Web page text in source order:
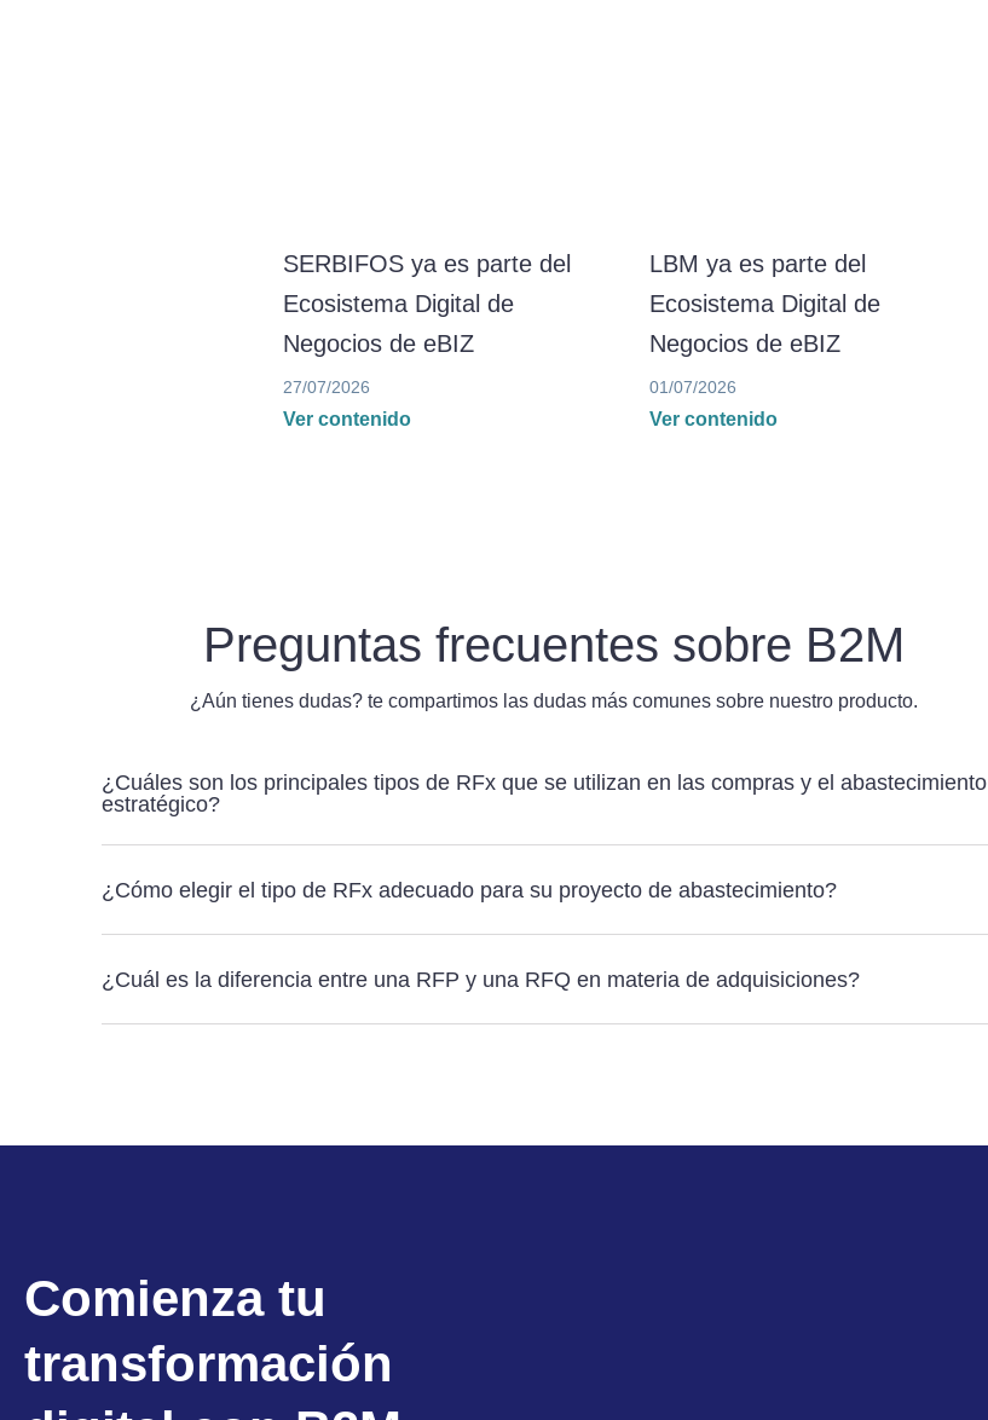
SERBIFOS ya es parte del
Ecosistema Digital de
Negocios de eBIZ
27/07/2026
Ver contenido
LBM ya es parte del
Ecosistema Digital de
Negocios de eBIZ
01/07/2026
Ver contenido
Preguntas frecuentes sobre B2M
¿Aún tienes dudas? te compartimos las dudas más comunes sobre nuestro producto.
¿Cuáles son los principales tipos de RFx que se utilizan en las compras y el abastecimiento
estratégico?
¿Cómo elegir el tipo de RFx adecuado para su proyecto de abastecimiento?
¿Cuál es la diferencia entre una RFP y una RFQ en materia de adquisiciones?
Comienza tu
transformación